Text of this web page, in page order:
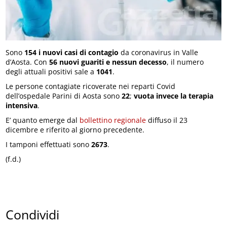
Sono 154 i nuovi casi di contagio da coronavirus in Valle
d’Aosta. Con56 nuovi guariti e nessun decesso, il numero
degli attuali positivi sale a 1041.
Le persone contagiate ricoverate nei reparti Covid
dell’ospedale Parini di Aosta sono22;vuota invece la terapia
intensiva.
E’ quanto emerge dal bollettino regionale diffuso il 23
dicembre e riferito al giorno precedente.
I tamponi effettuati sono2673.
(f.d.)
Condividi